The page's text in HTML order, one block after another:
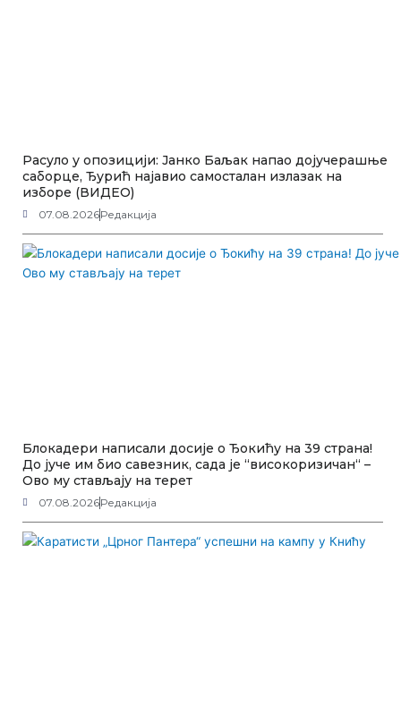
Расуло у опозицији: Јанко Баљак напао дојучерашње
саборце, Ђурић најавио самосталан излазак на
изборе (ВИДЕО)
07.08.2026Редакција
Блокадери написали досије о Ђокићу на 39 страна!
До јуче им био савезник, сада је “високоризичан“ –
Ово му стављају на терет
07.08.2026Редакција